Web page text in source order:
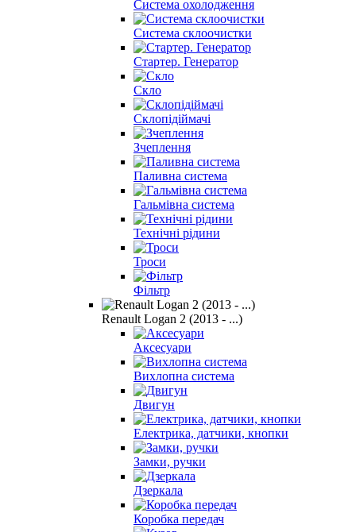
Система охолодження
Система склоочистки
Стартер. Генератор
Скло
Склопідіймачі
Зчеплення
Паливна система
Гальмівна система
Технічні рідини
Троси
Фільтр
Renault Logan 2 (2013 - ...)
Аксесуари
Вихлопна система
Двигун
Електрика, датчики, кнопки
Замки, ручки
Дзеркала
Коробка передач